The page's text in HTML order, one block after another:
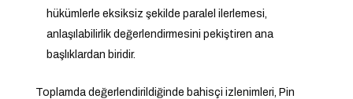
hükümlerle eksiksiz şekilde paralel ilerlemesi,
anlaşılabilirlik değerlendirmesini pekiştiren ana
başlıklardan biridir.
Toplamda değerlendirildiğinde bahisçi izlenimleri, Pin